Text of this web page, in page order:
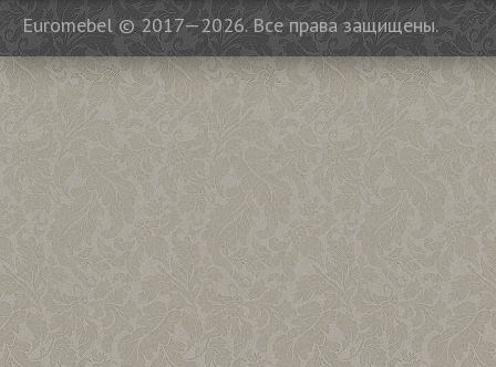
Euromebel © 2017—2026. Все права защищены.